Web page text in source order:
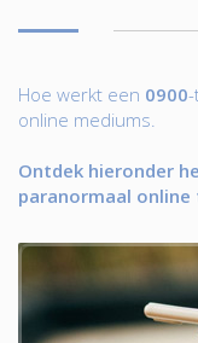
Hoe werkt een 0900
online mediums.
Ontdek hieronder
paranormaal